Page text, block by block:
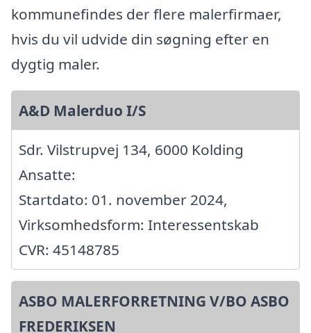
kommunefindes der flere malerfirmaer,
hvis du vil udvide din søgning efter en
dygtig maler.
A&D Malerduo I/S
Sdr. Vilstrupvej 134, 6000 Kolding
Ansatte:
Startdato: 01. november 2024,
Virksomhedsform: Interessentskab
CVR: 45148785
ASBO MALERFORRETNING V/BO ASBO
FREDERIKSEN